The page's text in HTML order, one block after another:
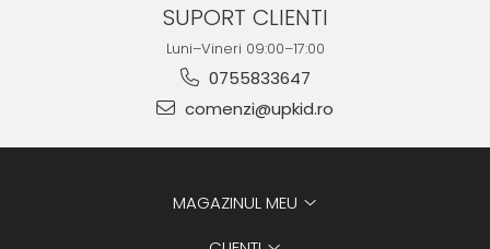
SUPORT CLIENTI
Luni–Vineri 09:00–17:00
0755833647
comenzi@upkid.ro
MAGAZINUL MEU